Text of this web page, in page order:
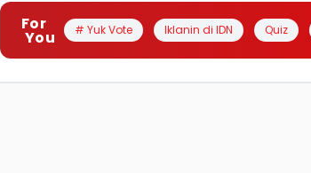
For
You # Yuk Vote Iklanin di IDN Quiz